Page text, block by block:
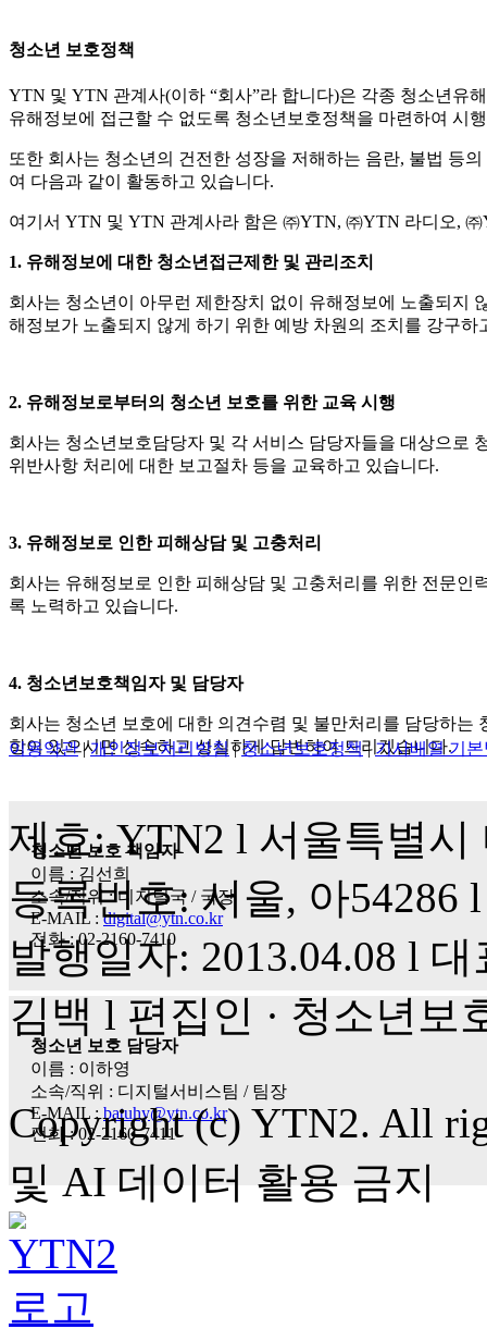
청소년 보호정책
YTN 및 YTN 관계사(이하 “회사”라 합니다)은 각종 청소년유
유해정보에 접근할 수 없도록 청소년보호정책을 마련하여 시
또한 회사는 청소년의 건전한 성장을 저해하는 음란, 불법 등
여 다음과 같이 활동하고 있습니다.
여기서 YTN 및 YTN 관계사라 함은 ㈜YTN, ㈜YTN 라디오,
1. 유해정보에 대한 청소년접근제한 및 관리조치
회사는 청소년이 아무런 제한장치 없이 유해정보에 노출되지
해정보가 노출되지 않게 하기 위한 예방 차원의 조치를 강구하
2. 유해정보로부터의 청소년 보호를 위한 교육 시행
회사는 청소년보호담당자 및 각 서비스 담당자들을 대상으로
위반사항 처리에 대한 보고절차 등을 교육하고 있습니다.
3. 유해정보로 인한 피해상담 및 고충처리
회사는 유해정보로 인한 피해상담 및 고충처리를 위한 전문
록 노력하고 있습니다.
4. 청소년보호책임자 및 담당자
회사는 청소년 보호에 대한 의견수렴 및 불만처리를 담당하
항이 있으시면 신속하고 성실하게 답변하여 드리겠습니다.
청소년 보호 책임자
이름 : 김선희
소속/직위 : 디지털국 / 국장
E-MAIL :digital@ytn.co.kr
전화 : 02-2160-7410
청소년 보호 담당자
이름 : 이하영
소속/직위 : 디지털서비스팀 / 팀장
E-MAIL :batuhy@ytn.co.kr
전화 : 02-2160-7411
이용약관 | 개인정보처리방침 | 청소년보호정책 | 기사배열 기
제호: YTN2 l 서울특별
등록번호: 서울, 아54286
발행일자: 2013.04.08 l
김백 l 편집인 · 청소년보
Copyright (c) YTN2. All
및 AI 데이터 활용 금지